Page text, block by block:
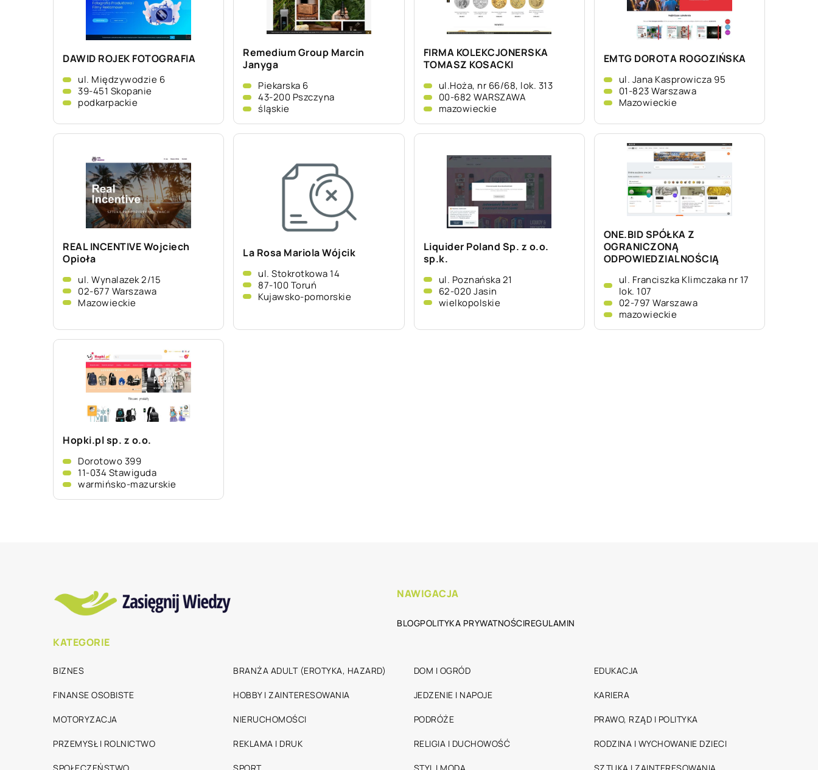
DAWID ROJEK FOTOGRAFIA
ul. Międzywodzie 6
39-451 Skopanie
podkarpackie
Remedium Group Marcin
Janyga
Piekarska 6
43-200 Pszczyna
śląskie
FIRMA KOLEKCJONERSKA
TOMASZ KOSACKI
ul.Hoża, nr 66/68, lok. 313
00-682 WARSZAWA
mazowieckie
EMTG DOROTA ROGOZIŃSKA
ul. Jana Kasprowicza 95
01-823 Warszawa
Mazowieckie
REAL INCENTIVE Wojciech
Opioła
ul. Wynalazek 2/15
02-677 Warszawa
Mazowieckie
La Rosa Mariola Wójcik
ul. Stokrotkowa 14
87-100 Toruń
Kujawsko-pomorskie
Liquider Poland Sp. z o.o.
sp.k.
ul. Poznańska 21
62-020 Jasin
wielkopolskie
ONE.BID SPÓŁKA Z
OGRANICZONĄ
ODPOWIEDZIALNOŚCIĄ
ul. Franciszka Klimczaka nr 17
lok. 107
02-797 Warszawa
mazowieckie
Hopki.pl sp. z o.o.
Dorotowo 399
11-034 Stawiguda
warmińsko-mazurskie
NAWIGACJA
BLOGPOLITYKA PRYWATNOŚCIREGULAMIN
KATEGORIE
BIZNES BRANŻA ADULT (EROTYKA, HAZARD) DOM I OGRÓD EDUKACJA
FINANSE OSOBISTE HOBBY I ZAINTERESOWANIA JEDZENIE I NAPOJE KARIERA
MOTORYZACJA NIERUCHOMOŚCI PODRÓŻE PRAWO, RZĄD I POLITYKA
PRZEMYSŁ I ROLNICTWO REKLAMA I DRUK RELIGIA I DUCHOWOŚĆ RODZINA I WYCHOWANIE DZIECI